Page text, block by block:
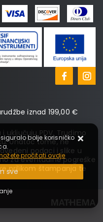
iznad 199,00 €
uključuju PDV. Trudimo
Unatoč tome, ne
podaci i slike u
za eventualne pogreške
prilikom štampanja te
bolje korisničko
pročitati ovdje
sve